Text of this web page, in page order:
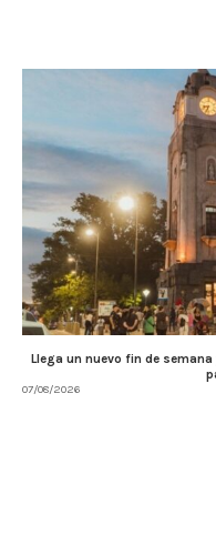
Llega un nuevo fin de
07/08/2026